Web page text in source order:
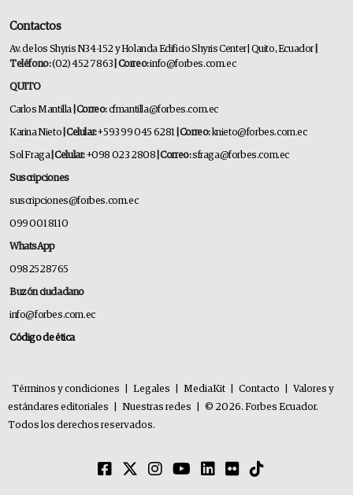
Contactos
Av. de los Shyris N34-152 y Holanda Edificio Shyris Center | Quito, Ecuador
Teléfono:(02) 452 7863 | Correo:info@forbes.com.ec
QUITO
Carlos Mantilla | Correo:cfmantilla@forbes.com.ec
Karina Nieto | Celular:+593 99 045 6281 | Correo: knieto@forbes.com.ec
Sol Fraga | Celular:+098 023 2808 | Correo:sfraga@forbes.com.ec
Suscripciones
suscripciones@forbes.com.ec
099 001 8110
WhatsApp
0982528765
Buzón ciudadano
info@forbes.com.ec
Código de ética
Términos y condiciones Legales MediaKit Contacto
Valores y
estándares editoriales
Nuestras redes
© 2026. Forbes Ecuador.
Todos los derechos reservados.